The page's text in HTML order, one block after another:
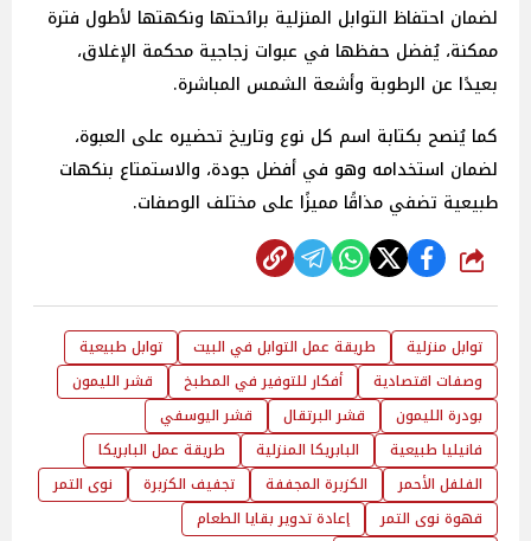
لضمان احتفاظ التوابل المنزلية برائحتها ونكهتها لأطول فترة
ممكنة، يُفضل حفظها في عبوات زجاجية محكمة الإغلاق،
بعيدًا عن الرطوبة وأشعة الشمس المباشرة.
كما يُنصح بكتابة اسم كل نوع وتاريخ تحضيره على العبوة،
لضمان استخدامه وهو في أفضل جودة، والاستمتاع بنكهات
طبيعية تضفي مذاقًا مميزًا على مختلف الوصفات.
شارك
توابل منزلية طريقة عمل التوابل في البيت
توابل طبيعية
وصفات اقتصادية
أفكار للتوفير في المطبخ
قشر الليمون
بودرة الليمون
قشر البرتقال
قشر اليوسفي
فانيليا طبيعية
البابريكا المنزلية
طريقة عمل البابريكا
الفلفل الأحمر
الكزبرة المجففة تجفيف الكزبرة
نوى التمر
قهوة نوى التمر
إعادة تدوير بقايا الطعام